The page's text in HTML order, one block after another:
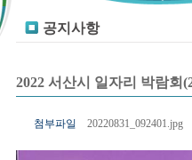
공지사항
2022 서산시 일자리 박람회
첨부파일 20220831_092401.jpg